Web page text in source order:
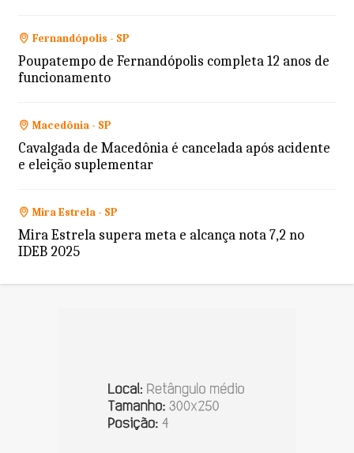
Fernandópolis - SP
Poupatempo de Fernandópolis completa 12 anos de
funcionamento
Macedônia - SP
Cavalgada de Macedônia é cancelada após acidente
e eleição suplementar
Mira Estrela - SP
Mira Estrela supera meta e alcança nota 7,2 no
IDEB 2025